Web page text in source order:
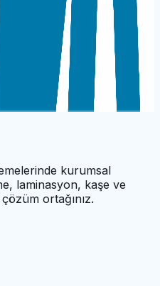
(A3 -39CM)
(A3 -39CM)
SELEFON MAKİNESİ
Ana Sayfa
kurumsal
laminasyon, kaşe ve
ortağınız.